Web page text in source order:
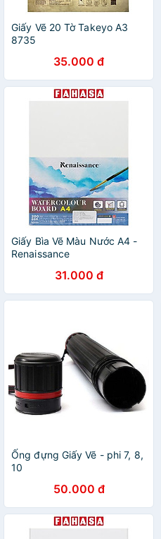
Giấy Vẽ 20 Tờ Takeyo A3
8735
35.000 đ
Giấy Bìa Vẽ Màu Nước A4 -
Renaissance
31.000 đ
Ống đựng Giấy Vẽ - phi 7, 8,
10
50.000 đ